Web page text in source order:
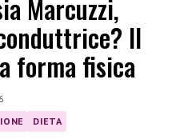
Marcuzzi,
Il
forma fisica
DIETA